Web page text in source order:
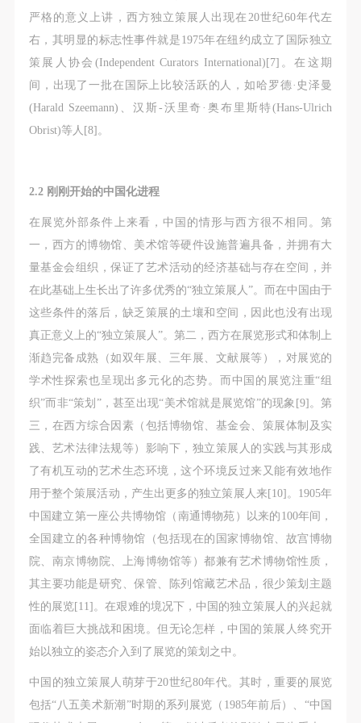
严格的意义上讲，西方独立策展人出现在20世纪60年代左
右，其明显的标志性事件就是1975年在纽约成立了国际独立
策展人协会(Independent Curators International)[7]。在这期
间，出现了一批在国际上比较活跃的人，如哈罗德·史泽曼
(Harald Szeemann)、汉斯-沃里奇·奥布里斯特(Hans-Ulrich
Obrist)等人[8]。
2.2 刚刚开始的中国化进程
在展览外部条件上来看，中国的情形与西方很不相同。第
一，西方的博物馆、美术馆等硬件设施普遍具备，并拥有大
量基金会组织，保证了艺术活动的经济基础与存在空间，并
在此基础上生长出了许多优秀的“独立策展人”。而在中国由于
这些条件的落后，缺乏策展的土壤和空间，因此也没有出现
真正意义上的“独立策展人”。第二，西方在展览形式和体制上
渐趋完备成熟（如双年展、三年展、文献展等），对展览的
学术性探索也呈现出多元化的态势。而中国的展览注重“组
织”而非“策划”，甚至出现“美术馆就是展览馆”的现象[9]。第
三，在西方综合因素（包括博物馆、基金会、策展体制及实
践、艺术法律法规等）影响下，独立策展人的实践与其形成
了有机互动的艺术生态环境，这个环境反过来又能有效地作
用于整个策展活动，产生出更多的独立策展人来[10]。1905年
中国建立第一座公共博物馆（南通博物苑）以来的100年间，
全国建立的各种博物馆（包括现在的国家博物馆、故宫博物
院、南京博物院、上海博物馆等）都兼有艺术博物馆性质，
其主要功能是研究、保管、陈列馆藏艺术品，很少策划主题
性的展览[11]。在艰难的境况下，中国的独立策展人的兴起就
面临着巨大挑战和困境。但无论怎样，中国的策展人终究开
始以独立的姿态介入到了展览的策划之中。
中国的独立策展人萌芽于20世纪80年代。其时，重要的展览
包括“八五美术新潮”时期的系列展览（1985年前后）、“中国